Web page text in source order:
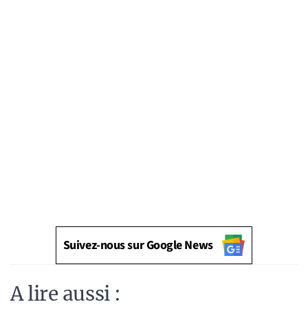
Suivez-nous sur Google News
A lire aussi :